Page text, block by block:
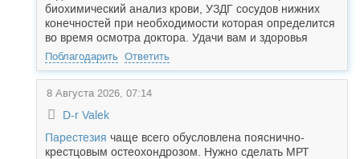
биохимический анализ крови, УЗДГ сосудов нижних
конечностей при необходимости которая определится
во время осмотра доктора. Удачи вам и здоровья
Поблагодарить Ответить
8 Августа 2026, 07:14
D-r Valek
Парестезия чаще всего обусловлена пояснично-
крестцовым остеохондрозом. Нужно сделать МРТ